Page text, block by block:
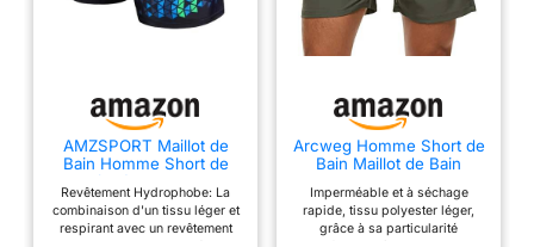
AMZSPORT Maillot de
Bain Homme Short de
Bain à Séchage Rapide
Boxer de Plage avec
Cordon de Serrage, Bleu
Noir L
Revêtement Hydrophobe: La
combinaison d'un tissu léger et
respirant avec un revêtement
Arcweg Homme Short de
Bain Maillot de Bain
Séchage Rapide Garçons
Court de Plage Natation
Casual avec Cordon
Imperméable et à séchage
rapide, tissu polyester léger,
grâce à sa particularité